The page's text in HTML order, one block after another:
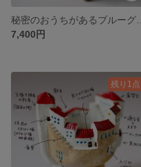
7,400円
残り1点